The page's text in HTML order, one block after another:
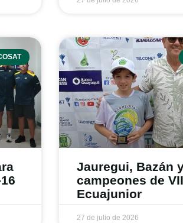
Jauregui, Bazán
campeones de
Ecuajunior
27 de julio de 2026